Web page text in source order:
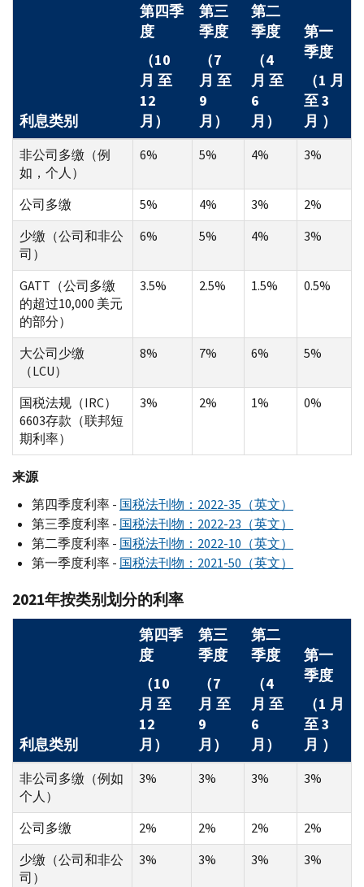
利息类别
第四季
度
（10
月 至
12
月）
第三
季度
（7
月 至
9
月）
第二
季度
（4
月 至
6
月）
第一
季度
（1 月
至 3
月 ）
非公司多缴（例
如，个人）
6% 5% 4% 3%
公司多缴 5% 4% 3%
2%
少缴（公司和非公
司）
6% 5% 4% 3%
GATT（公司多缴
的超过10,000 美元
的部分）
3.5% 2.5% 1.5% 0.5%
大公司少缴
（LCU）
8% 7% 6% 5%
国税法规（IRC）
6603存款（联邦短
期利率）
3% 2% 1% 0%
来源
第四季度利率 - 国税法刊物：2022-35（英文）
第三季度利率 - 国税法刊物：2022-23（英文）
第二季度利率 - 国税法刊物：2022-10（英文）
第一季度利率 - 国税法刊物：2021-50（英文）
2021年按类别划分的利率
利息类别
第四季
度
（10
月 至
12
月）
第三
季度
（7
月 至
9
月）
第二
季度
（4
月 至
6
月）
第一
季度
（1 月
至 3
月 ）
非公司多缴（例如
个人）
3% 3% 3% 3%
公司多缴 2% 2% 2%
2%
少缴（公司和非公
司）
3% 3% 3% 3%